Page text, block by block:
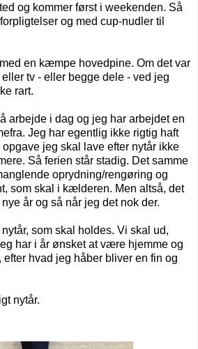
og kommer først i weekenden. Så
og med cup-nudler til
en kæmpe hovedpine. Om det var
tv - eller begge dele - ved jeg
rart.
arbejde i dag og jeg har arbejdet en
Jeg har egentlig ikke rigtig haft
jeg skal lave efter nytår ikke
Så ferien står stadig. Det samme
oprydning/rengøring og
som skal i kælderen. Men altså, det
år og så når jeg det nok der.
nytår, som skal holdes. Vi skal ud,
har i år ønsket at være hjemme og
hvad jeg håber bliver en fin og
nytår.